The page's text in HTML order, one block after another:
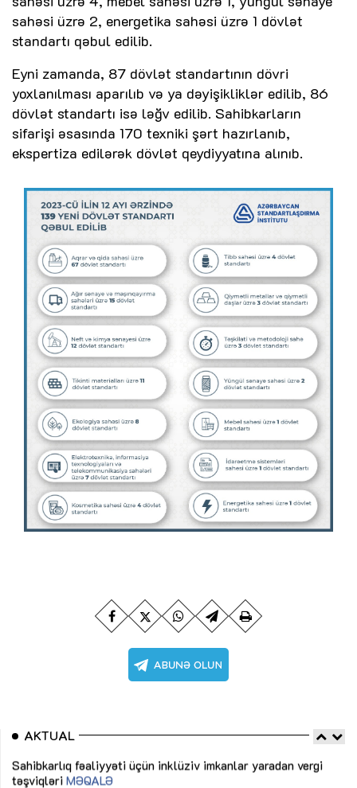
sahəsi üzrə 2, energetika sahəsi üzrə 1 dövlət
standartı qəbul edilib.
Eyni zamanda, 87 dövlət standartının dövri
yoxlanılması aparılıb və ya dəyişikliklər edilib, 86
dövlət standartı isə ləğv edilib. Sahibkarların
sifarişi əsasında 170 texniki şərt hazırlanıb,
ekspertiza edilərək dövlət qeydiyyatına alınıb.
AKTUAL
Sahibkarlıq fəaliyyəti üçün inklüziv imkanlar yaradan vergi
təşviqləri MƏQALƏ